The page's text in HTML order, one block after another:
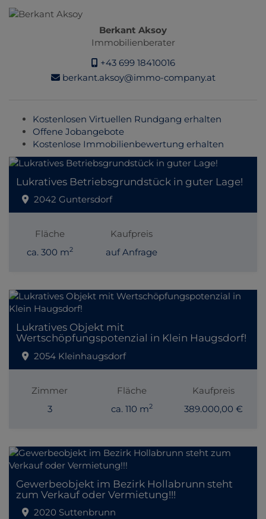
Berkant Aksoy
Immobilienberater
+43 699 18410016
berkant.aksoy@immo-company.at
Kostenlosen Virtuellen Rundgang erhalten
Offene Jobangebote
Kostenlose Immobilienbewertung erhalten
Lukratives Betriebsgrundstück in guter Lage!
2042 Guntersdorf
Fläche
ca. 300 m2
Kaufpreis
auf Anfrage
Lukratives Objekt mit
Wertschöpfungspotenzial in Klein Haugsdorf!
2054 Kleinhaugsdorf
Zimmer
3
Fläche
ca. 110 m2
Kaufpreis
389.000,00 €
Gewerbeobjekt im Bezirk Hollabrunn steht
zum Verkauf oder Vermietung!!!
2020 Suttenbrunn